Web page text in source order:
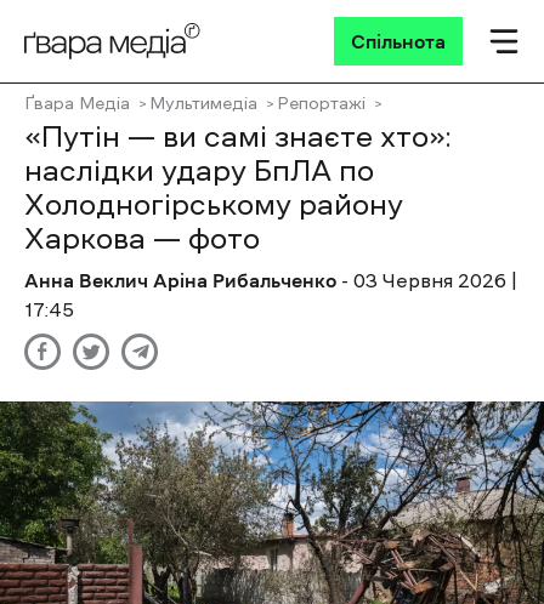
Спільнота
Ґвара Медіа Мультимедіа Репортажі
«Путін — ви самі знаєте хто»:
наслідки удару БпЛА по
Холодногірському району
Харкова — фото
Анна Веклич Аріна Рибальченко - 03 Червня 2026 |
17:45